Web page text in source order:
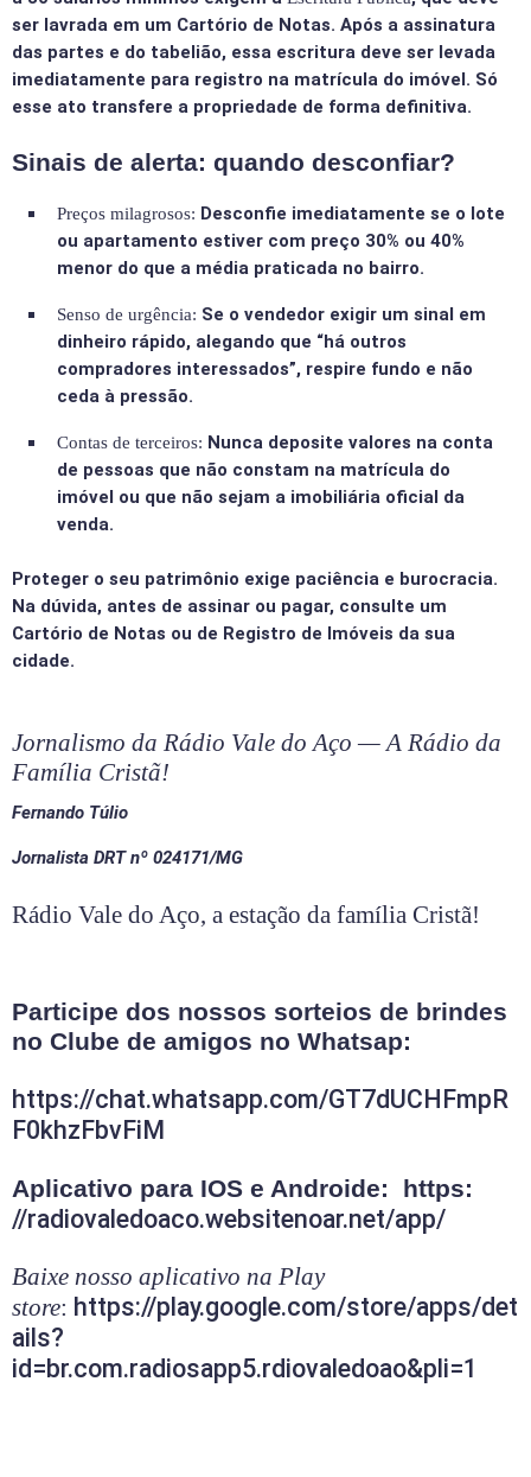
ser lavrada em um Cartório de Notas. Após a assinatura
das partes e do tabelião, essa escritura deve ser levada
imediatamente para registro na matrícula do imóvel. Só
esse ato transfere a propriedade de forma definitiva.
Sinais de alerta: quando desconfiar?
Preços milagrosos: Desconfie imediatamente se o lote
ou apartamento estiver com preço 30% ou 40%
menor do que a média praticada no bairro.
Senso de urgência: Se o vendedor exigir um sinal em
dinheiro rápido, alegando que “há outros
compradores interessados”, respire fundo e não
ceda à pressão.
Contas de terceiros: Nunca deposite valores na conta
de pessoas que não constam na matrícula do
imóvel ou que não sejam a imobiliária oficial da
venda.
Proteger o seu patrimônio exige paciência e burocracia.
Na dúvida, antes de assinar ou pagar, consulte um
Cartório de Notas ou de Registro de Imóveis da sua
cidade.
Jornalismo da Rádio Vale do Aço — A Rádio da
Família Cristã!
Fernando Túlio
Jornalista DRT nº 024171/MG
Rádio Vale do Aço, a estação da família Cristã!
Participe dos nossos sorteios de brindes
no Clube de amigos no Whatsap:
https://chat.whatsapp.com/GT7dUCHFmpR
F0khzFbvFiM
Aplicativo para IOS e Androide: https:
//radiovaledoaco.websitenoar.net/app/
Baixe nosso aplicativo na Play
store: https://play.google.com/store/apps/det
ails?
id=br.com.radiosapp5.rdiovaledoao&pli=1